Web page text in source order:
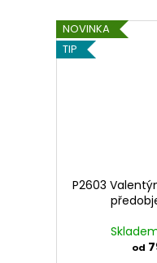
NOVINKA
TIP
P2603
od